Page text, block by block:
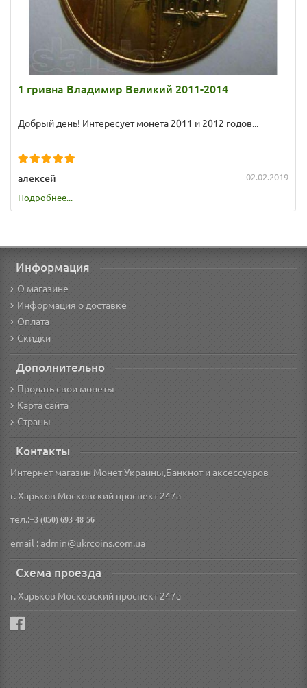
1 гривна Владимир Великий 2011-2014
Добрый день! Интересует монета 2011 и 2012 годов...
алексей 02.02.2019
Подробнее...
Информация
О магазине
Информация о доставке
Оплата
Скидки
Дополнительно
Продать свои монеты
Карта сайта
Страны
Контакты
Интернет магазин Монет Украины,Банкнот и аксессуаров
г. Харьков Московский проспект 247а
тел.:+3 (050) 693-48-56
email : admin@ukrcoins.com.ua
Схема проезда
г. Харьков Московский проспект 247а